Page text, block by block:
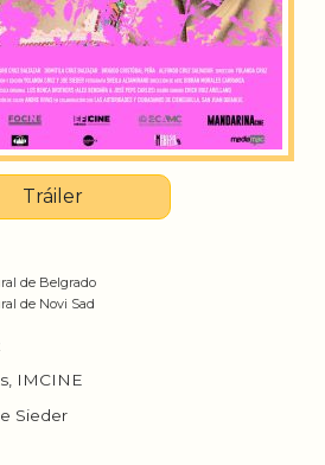
Tráiler
de Belgrado
de Novi Sad
IMCINE
Sieder